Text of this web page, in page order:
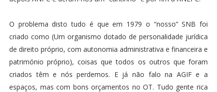
O problema disto tudo é que em 1979 o “nosso” SNB foi
criado como (Um organismo dotado de personalidade jurídica
de direito próprio, com autonomia administrativa e financeira e
património próprio), coisas que todos os outros que foram
criados têm e nós perdemos. E já não falo na AGIF e a
espaços, mas com bons orçamentos no OT. Tudo gente rica